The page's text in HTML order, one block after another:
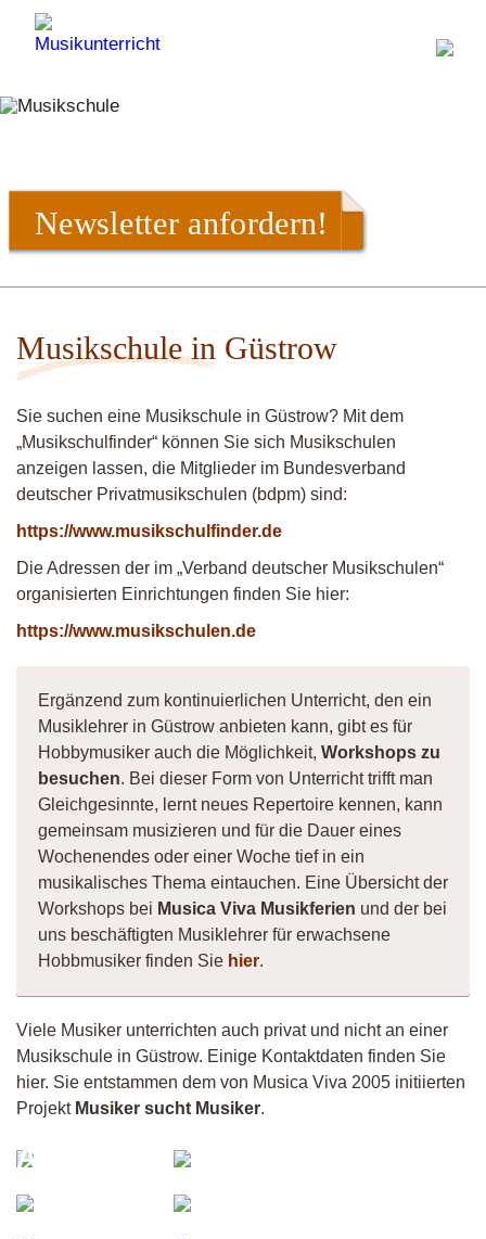
Newsletter anfordern!
Musikschule in Güstrow
Sie suchen eine Musikschule in Güstrow? Mit dem
„Musikschulfinder“ können Sie sich Musikschulen
anzeigen lassen, die Mitglieder im Bundesverband
deutscher Privatmusikschulen (bdpm) sind:
https://www.musikschulfinder.de
Die Adressen der im „Verband deutscher Musikschulen“
organisierten Einrichtungen finden Sie hier:
https://www.musikschulen.de
Ergänzend zum kontinuierlichen Unterricht, den ein
Musiklehrer in Güstrow anbieten kann, gibt es für
Hobbymusiker auch die Möglichkeit, Workshops zu
besuchen. Bei dieser Form von Unterricht trifft man
Gleichgesinnte, lernt neues Repertoire kennen, kann
gemeinsam musizieren und für die Dauer eines
Wochenendes oder einer Woche tief in ein
musikalisches Thema eintauchen. Eine Übersicht der
Workshops bei Musica Viva Musikferien und der bei
uns beschäftigten Musiklehrer für erwachsene
Hobbmusiker finden Sie hier.
Viele Musiker unterrichten auch privat und nicht an einer
Musikschule in Güstrow. Einige Kontaktdaten finden Sie
hier. Sie entstammen dem von Musica Viva 2005 initiierten
Projekt Musiker sucht Musiker.
AnnikaHL
Tangmo